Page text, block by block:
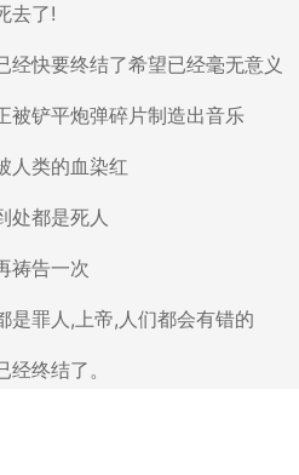
了!
要终结了希望已经毫无意义
平炮弹碎片制造出音乐
类的血染红
都是死人
告一次
人,上帝,人们都会有错的
终结了。